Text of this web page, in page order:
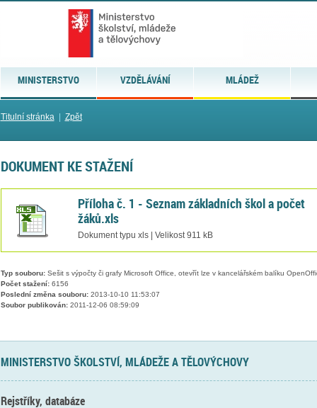
MINISTERSTVO VZDĚLÁVÁNÍ MLÁDEŽ
Titulní stránka| Zpět
DOKUMENT KE STAŽENÍ
Příloha č. 1 - Seznam základních škol a počet
žáků.xls
Dokument typu xls | Velikost 911 kB
Typ souboru:Sešit s výpočty či grafy Microsoft Office, otevřít lze v kancelářském balíku
Počet stažení:6156
Poslední změna souboru:2013-10-10 11:53:07
Soubor publikován:2011-12-06 08:59:09
MINISTERSTVO ŠKOLSTVÍ, MLÁDEŽE A TĚLOVÝCHOVY
Rejstříky, databáze